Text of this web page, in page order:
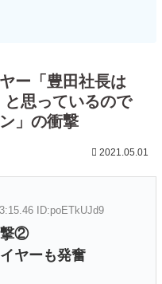
ー「豊田社長は
と思っているので
」の衝撃
2021.05.01
ID:poETkUJd9
撃②
ヤーも発奮